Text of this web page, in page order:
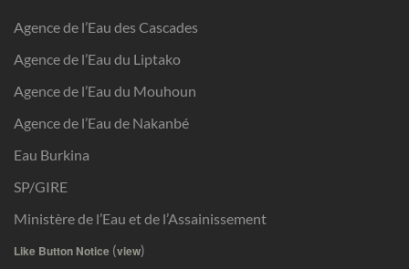
Agence de l’Eau des Cascades
Agence de l’Eau du Liptako
Agence de l’Eau du Mouhoun
Agence de l’Eau de Nakanbé
Eau Burkina
SP/GIRE
Ministère de l’Eau et de l’Assainissement
Like Button Notice (view)